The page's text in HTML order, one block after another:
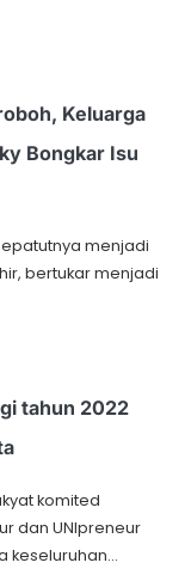
Keluarga
Bongkar Isu
sepatutnya menjadi
bertukar menjadi
tahun 2022
komited
dan UNIpreneur
keseluruhan…